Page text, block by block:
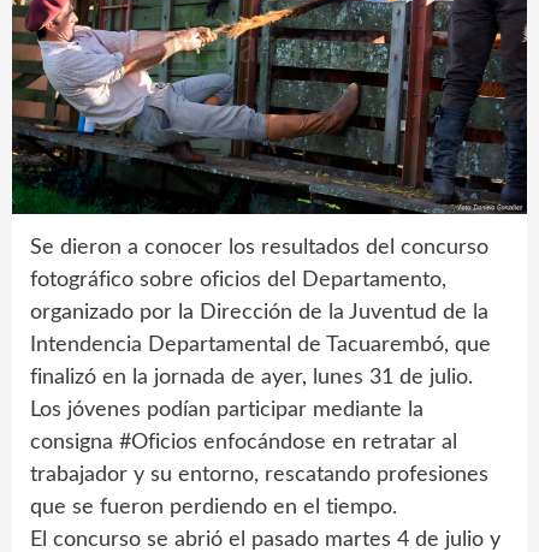
Se dieron a conocer los resultados del concurso
fotográfico sobre oficios del Departamento,
organizado por la Dirección de la Juventud de la
Intendencia Departamental de Tacuarembó, que
finalizó en la jornada de ayer, lunes 31 de julio.
Los jóvenes podían participar mediante la
consigna #Oficios enfocándose en retratar al
trabajador y su entorno, rescatando profesiones
que se fueron perdiendo en el tiempo.
El concurso se abrió el pasado martes 4 de julio y